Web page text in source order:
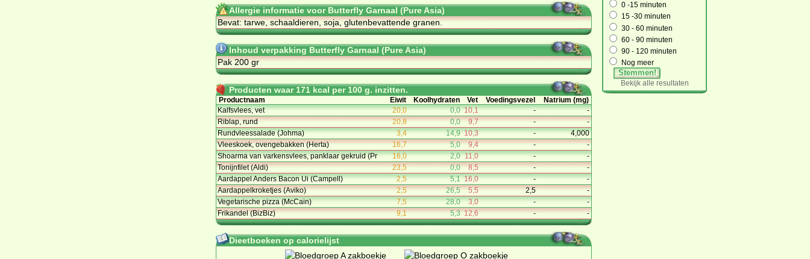
Allergie informatie voor Butterfly Garnaal (Pure Asia)
Bevat: tarwe, schaaldieren, soja, glutenbevattende granen.
Inhoud verpakking Butterfly Garnaal (Pure Asia)
Pak 200 gr
Producten waar 171 kcal per 100 g. inzitten.
Productnaam Eiwit Koolhydraten Vet Voedingsvezel
Natrium (mg)
Kalfsvlees, vet
20,0 0,0 10,1 -
-
Riblap, rund
20,8 0,0 9,7 -
-
Rundvleessalade (Johma)
3,4 14,9 10,3 -
4,000
Vleeskoek, ovengebakken (Herta)
16,7 5,0 9,4 -
-
Shoarma van varkensvlees, panklaar gekruid (Pr
16,0 2,0 11,0 -
-
Tonijnfilet (Aldi)
23,5 0,0 8,5 -
-
Aardappel Anders Bacon Ui (Campell)
2,5 5,1 16,0 -
-
Aardappelkroketjes (Aviko)
2,5 26,5 5,5 2,5
-
Vegetarische pizza (McCain)
7,5 28,0 3,0 -
-
Frikandel (BizBiz)
9,1 5,3 12,6 - -
Dieetboeken op calorielijst
0 -15 minuten
15 -30 minuten
30 - 60 minuten
60 - 90 minuten
90 - 120 minuten
Nog meer
Stemmen!
Bekijk alle resultaten